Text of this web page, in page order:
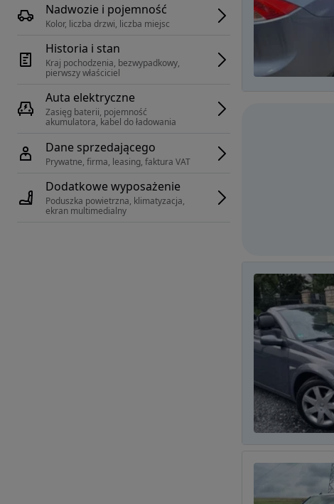
Nadwozie i pojemność
Kolor, liczba drzwi, liczba miejsc
Historia i stan
Kraj pochodzenia, bezwypadkowy,
pierwszy właściciel
Auta elektryczne
Zasięg baterii, pojemność
akumulatora, kabel do ładowania
Dane sprzedającego
Prywatne, firma, leasing, faktura VAT
Dodatkowe wyposażenie
Poduszka powietrzna, klimatyzacja,
ekran multimedialny